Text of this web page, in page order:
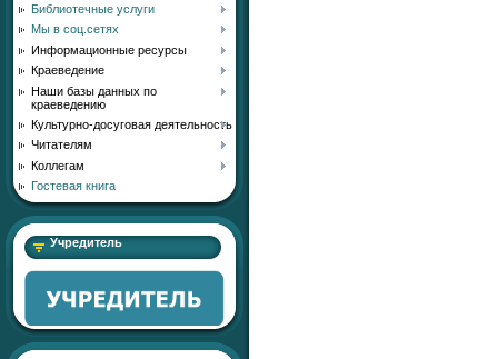
Библиотечные услуги
Мы в соц.сетях
Информационные ресурсы
Краеведение
Наши базы данных по
краеведению
Культурно-досуговая деятельность
Читателям
Коллегам
Гостевая книга
Учредитель